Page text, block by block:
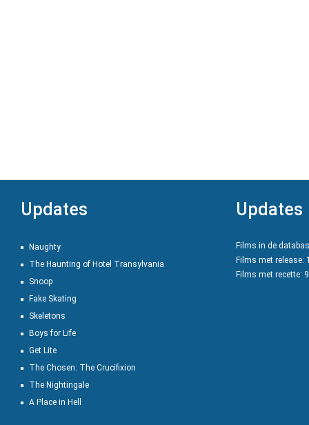
Updates
Naughty
The Haunting of Hotel Transylvania
Snoop
Fake Skating
Skeletons
Boys for Life
Get Lite
The Chosen: The Crucifixion
The Nightingale
A Place in Hell
Updates
Films in de
Films met release:
Films met recette: